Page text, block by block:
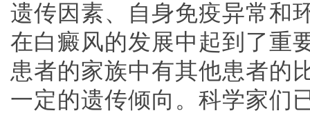
遗传因素、自身免疫异常和
在白癜风的发展中起到了重
患者的家族中有其他患者的
一定的遗传倾向。科学家们